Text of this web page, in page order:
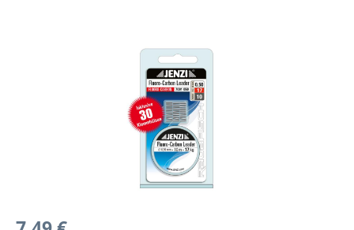
Regulärer Preis: